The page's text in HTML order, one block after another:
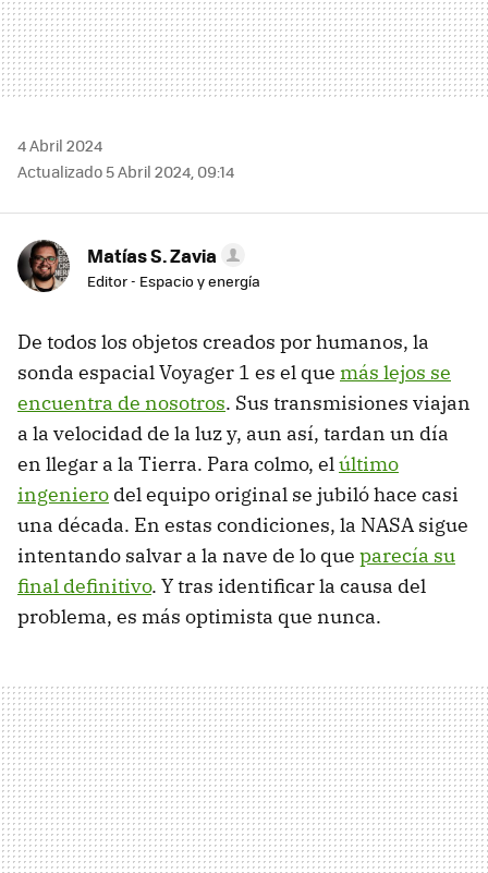
4 Abril 2024
Actualizado 5 Abril 2024, 09:14
Matías S. Zavia
Editor - Espacio y energía
De todos los objetos creados por humanos, la
sonda espacial Voyager 1 es el que más lejos se
encuentra de nosotros. Sus transmisiones viajan
a la velocidad de la luz y, aun así, tardan un día
en llegar a la Tierra. Para colmo, elúltimo
ingeniero del equipo original se jubiló hace casi
una década. En estas condiciones, la NASA sigue
intentando salvar a la nave de lo que parecía su
final definitivo. Y tras identificar la causa del
problema, es más optimista que nunca.